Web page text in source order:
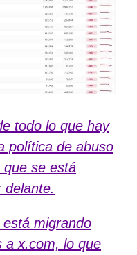
todo lo que hay
política de abuso
que se está
delante.
está migrando
a x.com, lo que